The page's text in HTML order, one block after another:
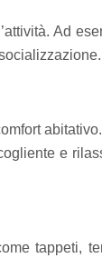
Ad
e
tappeti,